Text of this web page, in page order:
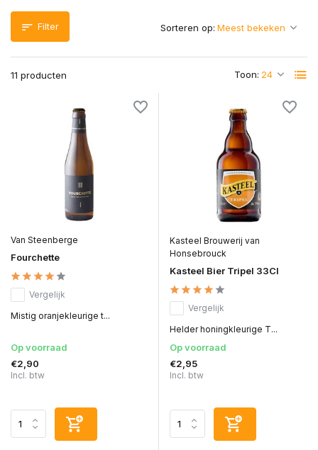
Filter
11 producten Toon:
Sorteren op:
Van Steenberge
Fourchette
Vergelijk
Mistig oranjekleurige t...
Op voorraad
€2,90
Incl. btw
Kasteel Brouwerij van
Honsebrouck
Kasteel Bier Tripel 33Cl
Vergelijk
Helder honingkleurige T...
Op voorraad
€2,95
Incl. btw